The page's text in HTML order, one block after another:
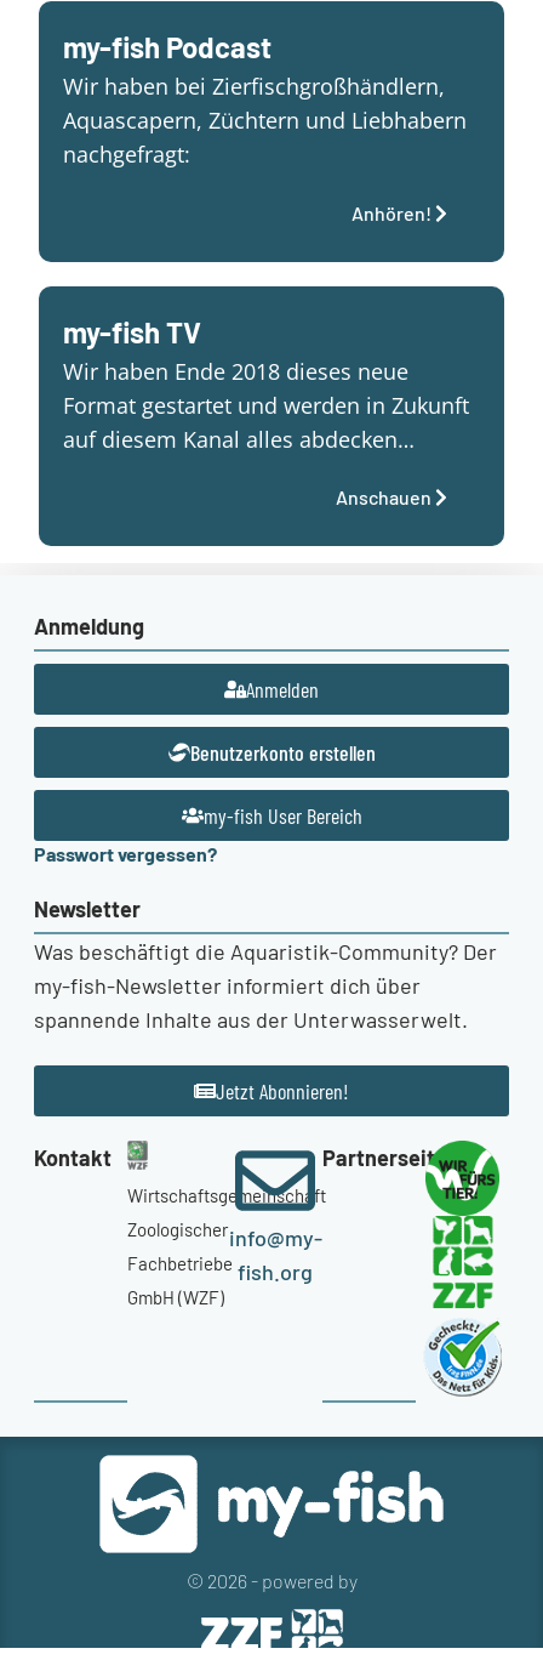
my-fish Podcast
Wir haben bei Zierfischgroßhändlern,
Aquascapern, Züchtern und Liebhabern
nachgefragt:
Anhören!
my-fish TV
Wir haben Ende 2018 dieses neue
Format gestartet und werden in Zukunft
auf diesem Kanal alles abdecken…
Anschauen
Anmeldung
Anmelden
Benutzerkonto erstellen
my-fish User Bereich
Passwort vergessen?
Newsletter
Was beschäftigt die Aquaristik-Community? Der
my-fish-Newsletter informiert dich über
spannende Inhalte aus der Unterwasserwelt.
Jetzt Abonnieren!
Kontakt
Wirtschaftsgemeinschaft
Zoologischer
Fachbetriebe
GmbH (WZF)
info@my-
fish.org
Partnerseiten
© 2026 - powered by